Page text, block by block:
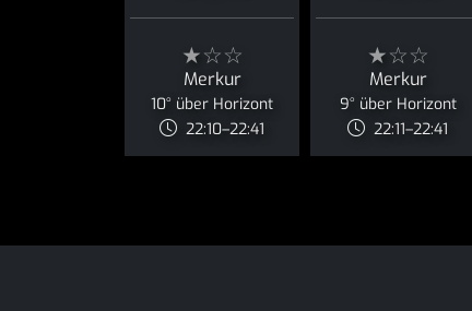
★☆☆
Merkur
10° über Horizont
22:10–22:41
★☆☆
Merkur
9° über Horizont
22:11–22:41